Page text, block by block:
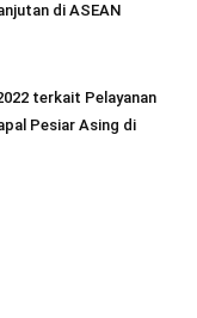
di ASEAN
terkait Pelayanan
Pesiar Asing di